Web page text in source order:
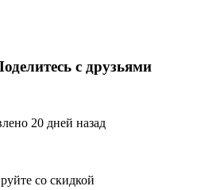
с друзьями
20 дней назад
со скидкой